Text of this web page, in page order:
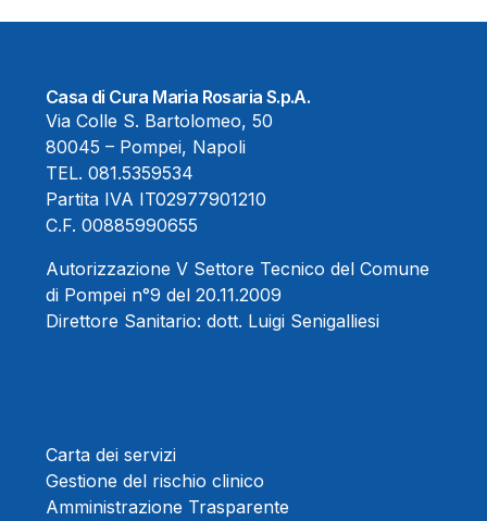
Casa di Cura Maria Rosaria S.p.A.
Via Colle S. Bartolomeo, 50
80045 – Pompei, Napoli
TEL. 081.5359534
Partita IVA IT02977901210
C.F. 00885990655
Autorizzazione V Settore Tecnico del Comune
di Pompei n°9 del 20.11.2009
Direttore Sanitario: dott. Luigi Senigalliesi
Carta dei servizi
Gestione del rischio clinico
Amministrazione Trasparente